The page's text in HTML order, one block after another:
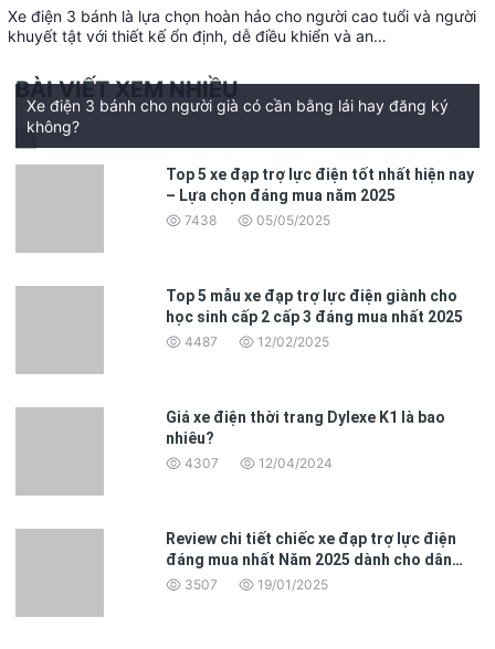
Xe điện 3 bánh là lựa chọn hoàn hảo cho người cao tuổi và người
khuyết tật với thiết kế ổn định, dễ điều khiển và an…
BÀI VIẾT XEM NHIỀU
Xe điện 3 bánh cho người già có cần bằng lái hay đăng ký
không?
Top 5 xe đạp trợ lực điện tốt nhất hiện nay
– Lựa chọn đáng mua năm 2025
7438 05/05/2025
Top 5 mẫu xe đạp trợ lực điện giành cho
học sinh cấp 2 cấp 3 đáng mua nhất 2025
4487 12/02/2025
Giá xe điện thời trang Dylexe K1 là bao
nhiêu?
4307 12/04/2024
Review chi tiết chiếc xe đạp trợ lực điện
đáng mua nhất Năm 2025 dành cho dân
văn phòng
3507 19/01/2025